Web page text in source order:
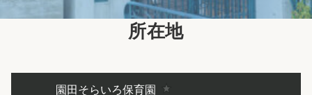
所在地